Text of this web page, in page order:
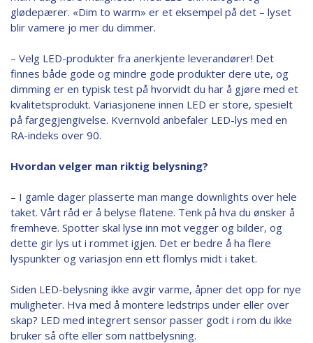
glødepærer. «Dim to warm» er et eksempel på det – lyset
blir vamere jo mer du dimmer.
– Velg LED-produkter fra anerkjente leverandører! Det
finnes både gode og mindre gode produkter dere ute, og
dimming er en typisk test på hvorvidt du har å gjøre med et
kvalitetsprodukt. Variasjonene innen LED er store, spesielt
på fargegjengivelse. Kvernvold anbefaler LED-lys med en
RA-indeks over 90.
Hvordan velger man riktig belysning?
– I gamle dager plasserte man mange downlights over hele
taket. Vårt råd er å belyse flatene. Tenk på hva du ønsker å
fremheve. Spotter skal lyse inn mot vegger og bilder, og
dette gir lys ut i rommet igjen. Det er bedre å ha flere
lyspunkter og variasjon enn ett flomlys midt i taket.
Siden LED-belysning ikke avgir varme, åpner det opp for nye
muligheter. Hva med å montere ledstrips under eller over
skap? LED med integrert sensor passer godt i rom du ikke
bruker så ofte eller som nattbelysning.